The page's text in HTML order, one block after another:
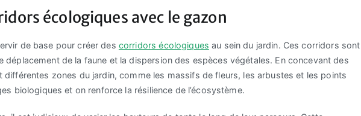
écologiques avec le gazon
de base pour créer des corridors écologiques au sein du jardin. Ces corridors sont
déplacement de la faune et la dispersion des espèces végétales. En concevant des
différentes zones du jardin, comme les massifs de fleurs, les arbustes et les points
biologiques et on renforce la résilience de l’écosystème.